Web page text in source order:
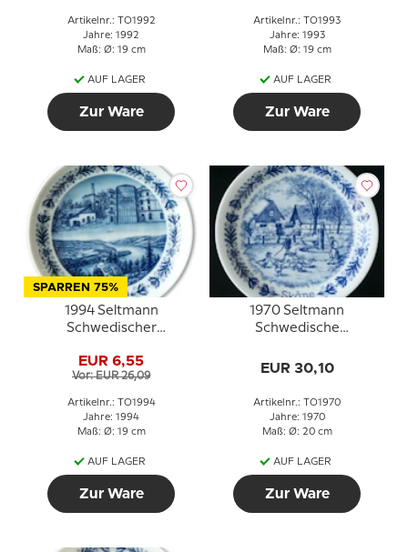
Artikelnr.: TO1992
Jahre: 1992
Maß: Ø: 19 cm
AUF LAGER
Zur Ware
Artikelnr.: TO1993
Jahre: 1993
Maß: Ø: 19 cm
AUF LAGER
Zur Ware
SPARREN 75%
1994 Seltmann
Schwedischer
Medelpad
EUR 6,55
Vor: EUR 26,09
Artikelnr.: TO1994
Jahre: 1994
Maß: Ø: 19 cm
AUF LAGER
Zur Ware
1970 Seltmann
Schwedische
(Schonen)
EUR 30,10
Artikelnr.: TO1970
Jahre: 1970
Maß: Ø: 20 cm
AUF LAGER
Zur Ware